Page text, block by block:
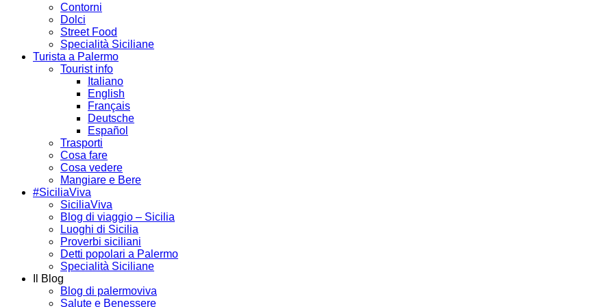
Contorni
Dolci
Street Food
Specialità Siciliane
Turista a Palermo
Tourist info
Italiano
English
Français
Deutsche
Español
Trasporti
Cosa fare
Cosa vedere
Mangiare e Bere
#SiciliaViva
SiciliaViva
Blog di viaggio – Sicilia
Luoghi di Sicilia
Proverbi siciliani
Detti popolari a Palermo
Specialità Siciliane
Il Blog
Blog di palermoviva
Salute e Benessere